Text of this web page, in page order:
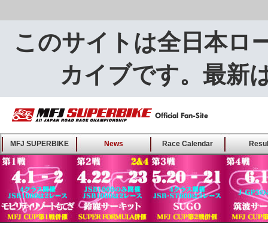
このサイトは全日本ロ
カイブです。最新
MFJ SUPERBIKE ALL
JAPAN ROAD RACE
CHAMPIONSHIP - Offical
Fan-Site
MFJ SUPERBIKE News Race Calendar